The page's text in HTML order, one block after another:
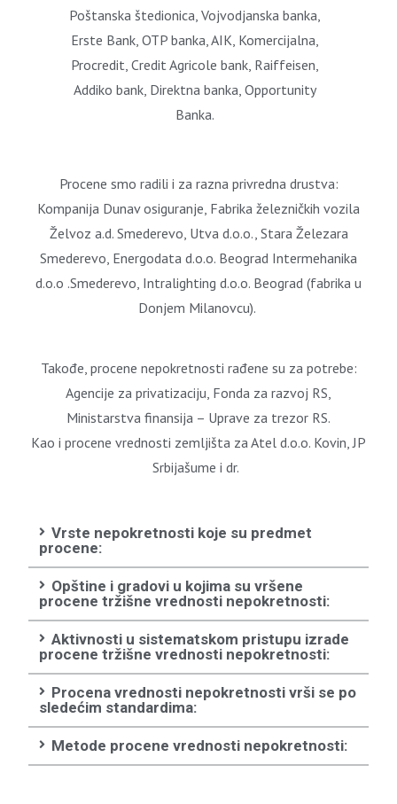
Poštanska štedionica, Vojvodjanska banka,
Erste Bank, OTP banka, AIK, Komercijalna,
Procredit, Credit Agricole bank, Raiffeisen,
Addiko bank, Direktna banka, Opportunity
Banka.
Procene smo radili i za razna privredna drustva:
Kompanija Dunav osiguranje, Fabrika železničkih vozila
Želvoz a.d. Smederevo, Utva d.o.o., Stara Železara
Smederevo, Energodata d.o.o. Beograd Intermehanika
d.o.o .Smederevo, Intralighting d.o.o. Beograd (fabrika u
Donjem Milanovcu).
Takođe, procene nepokretnosti rađene su za potrebe:
Agencije za privatizaciju, Fonda za razvoj RS,
Ministarstva finansija – Uprave za trezor RS.
Kao i procene vrednosti zemljišta za Atel d.o.o. Kovin, JP
Srbijašume i dr.
Vrste nepokretnosti koje su predmet
procene:
Opštine i gradovi u kojima su vršene
procene tržišne vrednosti nepokretnosti:
Aktivnosti u sistematskom pristupu izrade
procene tržišne vrednosti nepokretnosti:
Procena vrednosti nepokretnosti vrši se po
sledećim standardima:
Metode procene vrednosti nepokretnosti: